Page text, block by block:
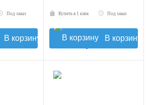
Под заказ
В корзину
Купить в 1 клик Под заказ
В корзину